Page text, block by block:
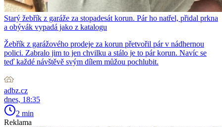
Starý žebřík z garáže za stopadesát korun. Pár ho natřel, přidal prkna
a obývák vypadá jako z katalogu
Žebřík z garážového prodeje za korun přetvořil pár v nádhernou
polici. Zabralo jim to jen chvilku a stálo je to pár korun. Navíc se
teď každé návštěvě svým dílem můžou pochlubit.
adbz.cz
dnes, 18:35
2 min
Reklama